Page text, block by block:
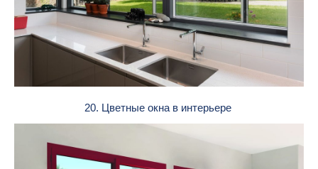
20. Цветные окна в интерьере